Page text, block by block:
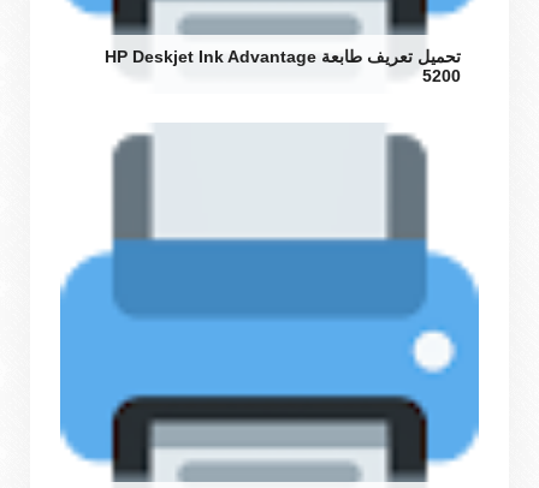
تحميل تعريف طابعة HP Deskjet Ink Advantage
5200